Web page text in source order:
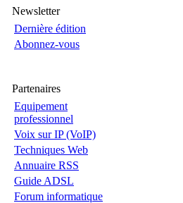
Newsletter
Dernière édition
Abonnez-vous
Partenaires
Equipement
professionnel
Voix sur IP (VoIP)
Techniques Web
Annuaire RSS
Guide ADSL
Forum informatique